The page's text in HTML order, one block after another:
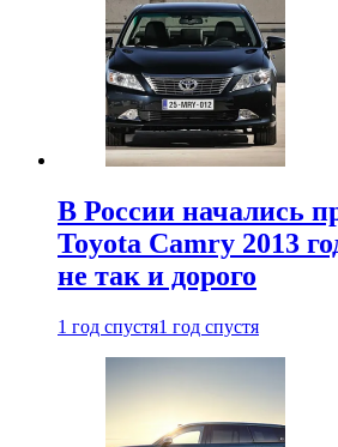
В России начались
Toyota Camry 2013
не так и дорого
1 год спустя1 год спустя